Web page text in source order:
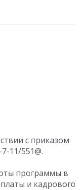
с приказом
11/551@.
программы в
и кадрового